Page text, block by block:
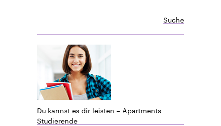
Suche
Du kannst es dir leisten – Apartments
Studierende